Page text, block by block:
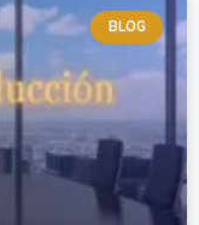
BLOG